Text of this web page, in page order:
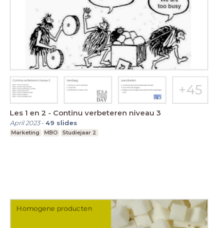
Les 1 en 2 - Continu verbeteren niveau 3
April 2023- 49 slides
Marketing MBO Studiejaar 2